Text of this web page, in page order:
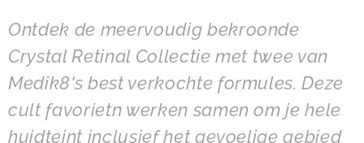
Ontdek de meervoudig bekroonde
Crystal Retinal Collectie met twee van
Medik8's best verkochte formules. Deze
cult favorietn werken samen om je hele
huidteint inclusief het gevoelige gebied